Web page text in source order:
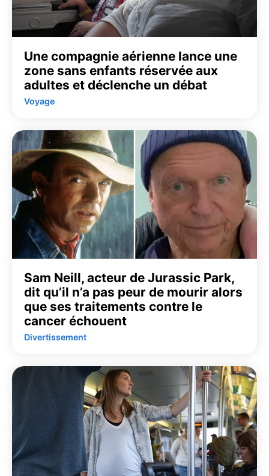
Une compagnie aérienne lance une
zone sans enfants réservée aux
adultes et déclenche un débat
Voyage
Sam Neill, acteur de Jurassic Park,
dit qu’il n’a pas peur de mourir alors
que ses traitements contre le
cancer échouent
Divertissement